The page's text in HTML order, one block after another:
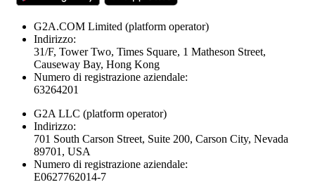
G2A.COM Limited (platform operator)
Indirizzo:
31/F, Tower Two, Times Square, 1 Matheson Street,
Causeway Bay, Hong Kong
Numero di registrazione aziendale:
63264201
G2A LLC (platform operator)
Indirizzo:
701 South Carson Street, Suite 200, Carson City, Nevada
89701, USA
Numero di registrazione aziendale:
E0627762014-7